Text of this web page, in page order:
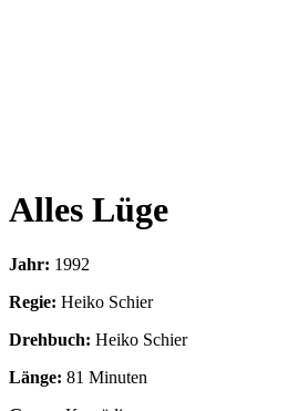
Alles Lüge
Jahr: 1992
Regie: Heiko Schier
Drehbuch: Heiko Schier
Länge: 81 Minuten